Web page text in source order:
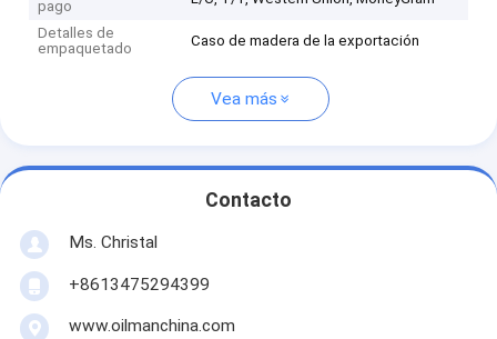
pago
Detalles de
empaquetado
Caso de madera de la exportación
Vea más
Contacto
Ms. Christal
+8613475294399
www.oilmanchina.com